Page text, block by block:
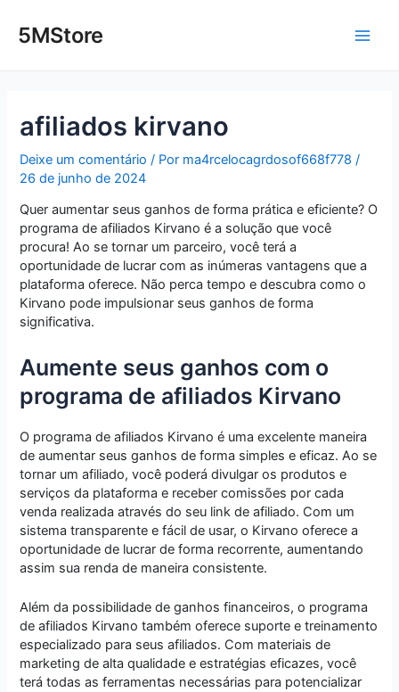
para5MStore
afiliados kirvano
Deixe um comentário / Por ma4rcelocagrdosof668f778/
26 de junho de 2024
Quer aumentar seus ganhos de forma prática e eficiente? O
programa de afiliados Kirvano é a solução que você
procura! Ao se tornar um parceiro, você terá a
oportunidade de lucrar com as inúmeras vantagens que a
plataforma oferece. Não perca tempo e descubra como o
Kirvano pode impulsionar seus ganhos de forma
significativa.
Aumente seus ganhos com o
programa de afiliados Kirvano
O programa de afiliados Kirvano é uma excelente maneira
de aumentar seus ganhos de forma simples e eficaz. Ao se
tornar um afiliado, você poderá divulgar os produtos e
serviços da plataforma e receber comissões por cada
venda realizada através do seu link de afiliado. Com um
sistema transparente e fácil de usar, o Kirvano oferece a
oportunidade de lucrar de forma recorrente, aumentando
assim sua renda de maneira consistente.
Além da possibilidade de ganhos financeiros, o programa
de afiliados Kirvano também oferece suporte e treinamento
especializado para seus afiliados. Com materiais de
marketing de alta qualidade e estratégias eficazes, você
terá todas as ferramentas necessárias para potencializar
navigation